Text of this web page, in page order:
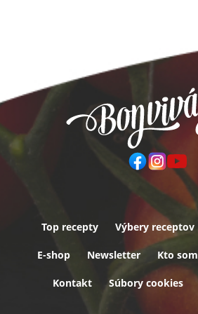
Top recepty Výbery receptov
E-shop Newsletter Kto som
Kontakt Súbory cookies